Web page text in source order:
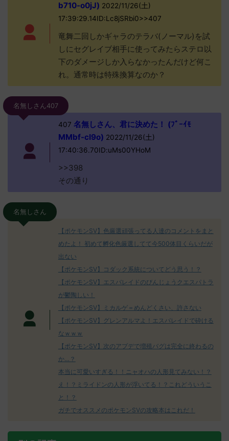
b710-o0jJ) 2022/11/26(土)
17:39:29.14ID:Lc8jSRbi0>>407
竜舞二回しかギャラのテラバ(ノーマル)を試
しにセグレイブ相手に使ってみたらステロ以
下のダメージしか入らなかったんだけど何こ
れ。通常時は特殊換算なのか？
名無しさん407
407 名無しさん、君に決めた！ (ﾌﾞｰｲﾓ
MMbf-cI9o) 2022/11/26(土)
17:40:36.70ID:uMs00YHoM
>>398
その通り
名無しさん
【ポケモンSV】色厳選頑張ってる人達のコメントをまと
めたよ！ 初めて孵化色厳選してて今500体目くらいだが
出ない
【ポケモンSV】コダック系統についてどう思う！？
【ポケモンSV】エスバレイドのびんじょうクエスパトラ
が鬱陶しい！
【ポケモンSV】ミカルゲ＝めんどくさい、許さない
【ポケモンSV】グレンアルマよ！エスバレイドで砕ける
なｗｗｗ
【ポケモンSV】次のアプデで増殖バグは完全に終わるの
か…？
本当に可愛いすぎる！！ニャオハの人形見てみない！？
え！？ミライドンの人形が浮いてる！？これどういうこ
と！？
ガチでオススメのポケモンSVの攻略本はこれだ！